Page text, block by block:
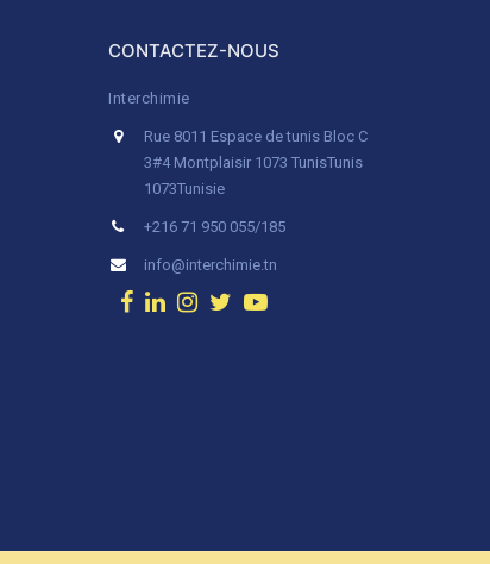
CONTACTEZ-NOUS
Interchimie
Rue 8011 Espace de tunis Bloc C
3#4 Montplaisir 1073 TunisTunis
1073Tunisie
+216 71 950 055/185
info@interchimie.tn